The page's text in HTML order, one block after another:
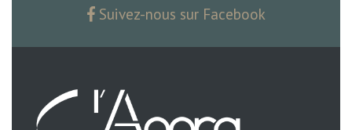
Suivez-nous sur Facebook